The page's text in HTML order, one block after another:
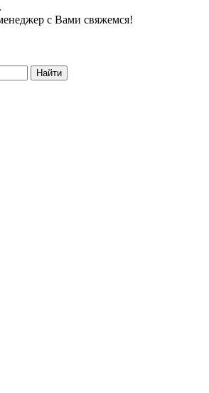
с Вами свяжемся!
Найти